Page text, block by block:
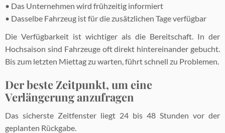
• Das Unternehmen wird frühzeitig informiert
• Dasselbe Fahrzeug ist für die zusätzlichen Tage verfügbar
Die Verfügbarkeit ist wichtiger als die Bereitschaft. In der
Hochsaison sind Fahrzeuge oft direkt hintereinander gebucht.
Bis zum letzten Miettag zu warten, führt schnell zu Problemen.
Der beste Zeitpunkt, um eine
Verlängerung anzufragen
Das sicherste Zeitfenster liegt 24 bis 48 Stunden vor der
geplanten Rückgabe.